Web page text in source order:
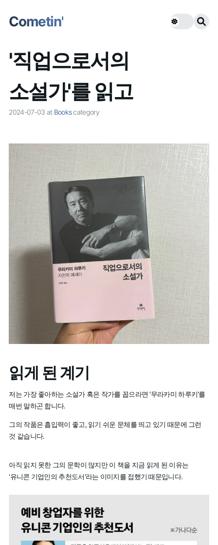
Cometin'
'직업으로서의
소설가'를 읽고
2024-07-03 at Bookscategory
읽게 된 계기
저는 가장 좋아하는 소설가 혹은 작가를 꼽으라면 '무라카미 하루키'를
매번 말하곤 합니다.
그의 작품은 흡입력이 좋고, 읽기 쉬운 문체를 띄고 있기 때문에 그런
것 같습니다.
아직 읽지 못한 그의 문학이 많지만 이 책을 지금 읽게 된 이유는
'유니콘 기업인의 추천도서'라는 이미지를 접했기 때문입니다.